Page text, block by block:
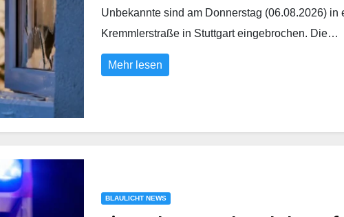
Unbekannte sind am Donnerstag (06.08.2026) in
Kremmlerstraße in Stuttgart eingebrochen. Die…
Mehr lesen
BLAULICHT NEWS